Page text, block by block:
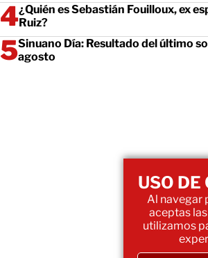
¿Quién es Sebastián Fouilloux, ex
Ruiz?
Sinuano Día: Resultado del último
agosto
USO DE
Al navegar
aceptas
utilizamos